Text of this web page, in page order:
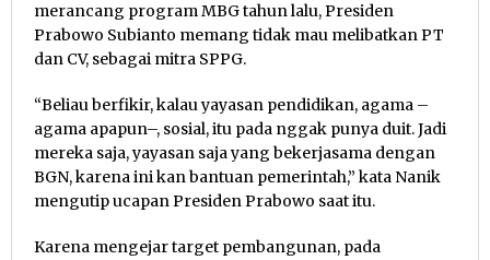
merancang program MBG tahun lalu, Presiden
Prabowo Subianto memang tidak mau melibatkan PT
dan CV, sebagai mitra SPPG.
“Beliau berfikir, kalau yayasan pendidikan, agama –
agama apapun–, sosial, itu pada nggak punya duit. Jadi
mereka saja, yayasan saja yang bekerjasama dengan
BGN, karena ini kan bantuan pemerintah,” kata Nanik
mengutip ucapan Presiden Prabowo saat itu.
Karena mengejar target pembangunan, pada